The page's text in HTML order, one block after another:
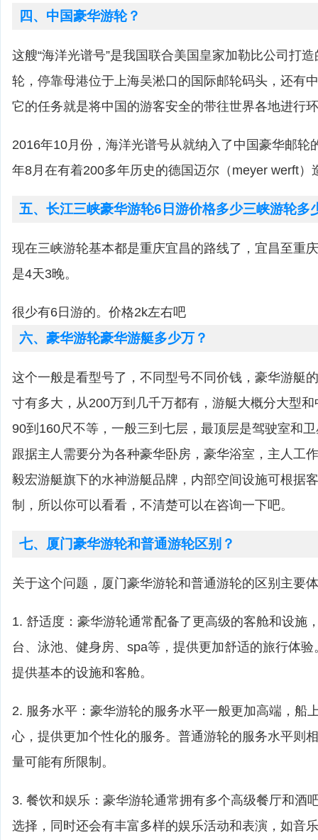
四、中国豪华游轮？
这艘“海洋光谱号”是我国联合美国皇家加勒比公司打
轮，停靠母港位于上海吴淞口的国际邮轮码头，还有
它的任务就是将中国的游客安全的带往世界各地进行
2016年10月份，海洋光谱号从就纳入了中国豪华邮轮
年8月在有着200多年历史的德国迈尔（meyer werft）
五、长江三峡豪华游轮6日游价格多少三峡游轮多
现在三峡游轮基本都是重庆宜昌的路线了，宜昌至重
是4天3晚。
很少有6日游的。价格2k左右吧
六、豪华游轮豪华游艇多少万？
这个一般是看型号了，不同型号不同价钱，豪华游艇
寸有多大，从200万到几千万都有，游艇大概分大型
90到160尺不等，一般三到七层，最顶层是驾驶室和
跟据主人需要分为各种豪华卧房，豪华浴室，主人工
毅宏游艇旗下的水神游艇品牌，内部空间设施可根据
制，所以你可以看看，不清楚可以在咨询一下吧。
七、厦门豪华游轮和普通游轮区别？
关于这个问题，厦门豪华游轮和普通游轮的区别主要
1. 舒适度：豪华游轮通常配备了更高级的客舱和设施
台、泳池、健身房、spa等，提供更加舒适的旅行体
提供基本的设施和客舱。
2. 服务水平：豪华游轮的服务水平一般更加高端，船
心，提供更加个性化的服务。普通游轮的服务水平则
量可能有所限制。
3. 餐饮和娱乐：豪华游轮通常拥有多个高级餐厅和酒
选择，同时还会有丰富多样的娱乐活动和表演，如音